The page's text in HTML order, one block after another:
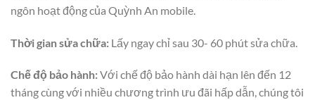
ngôn hoạt động của Quỳnh An mobile.
Thời gian sửa chữa: Lấy ngay chỉ sau 30- 60 phút sửa chữa.
Chế độ bảo hành:Với chế độ bảo hành dài hạn lên đến 12
tháng cùng với nhiều chương trình ưu đãi hấp dẫn, chúng tôi